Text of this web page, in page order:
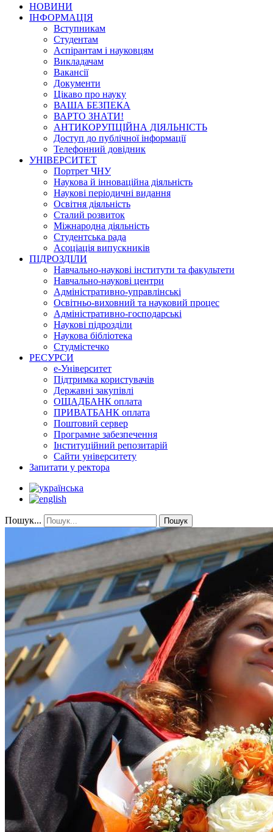
НОВИНИ
ІНФОРМАЦІЯ
Вступникам
Студентам
Аспірантам і науковцям
Викладачам
Вакансії
Документи
Цікаво про науку
ВАША БЕЗПЕКА
ВАРТО ЗНАТИ!
АНТИКОРУПЦІЙНА ДІЯЛЬНІСТЬ
Доступ до публічної інформації
Телефонний довідник
УНІВЕРСИТЕТ
Портрет ЧНУ
Наукова й інноваційна діяльність
Наукові періодичні видання
Освітня діяльність
Сталий розвиток
Міжнародна діяльність
Студентська рада
Асоціація випускників
ПІДРОЗДІЛИ
Навчально-наукові інститути та факультети
Навчально-наукові центри
Адміністративно-управлінські
Освітньо-виховний та науковий процес
Адміністративно-господарські
Наукові підрозділи
Наукова бібліотека
Студмістечко
РЕСУРСИ
е-Університет
Підтримка користувачів
Державні закупівлі
ОЩАДБАНК оплата
ПРИВАТБАНК оплата
Поштовий сервер
Програмне забезпечення
Інституційний репозитарій
Сайти університету
Запитати у ректора
Пошук... Пошук